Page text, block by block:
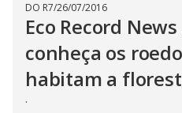
DO R7/26/07/2016
Eco Record
conheça os
habitam a
.